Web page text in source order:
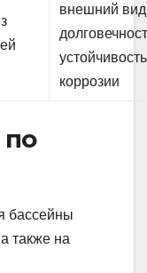
внешний
коррозии
бассейны
также на